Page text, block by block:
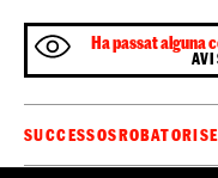
Ha passat alguna
SUCCESSOSROBATORIS